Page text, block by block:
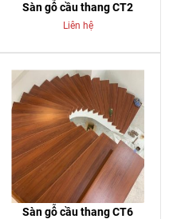
Sàn gỗ cầu thang CT2
Liên hệ
Sàn gỗ cầu thang CT6